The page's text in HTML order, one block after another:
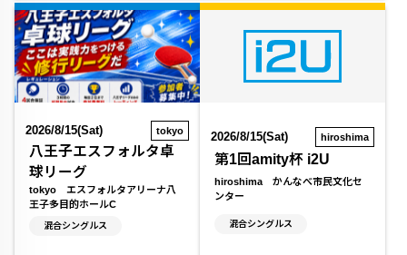
2026/8/15(Sat) tokyo
八王子エスフォルタ卓
球リーグ
tokyo エスフォルタアリーナ八
王子多目的ホールC
混合シングルス
2026/8/15(Sat) hiroshima
第1回amity杯 i2U
hiroshima かんなべ市民文化セ
ンター
混合シングルス